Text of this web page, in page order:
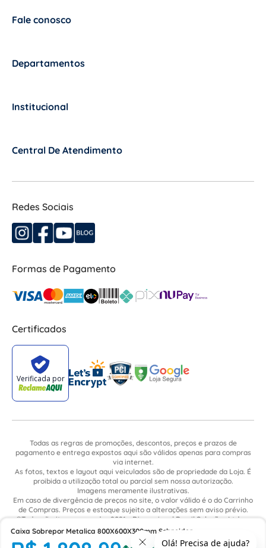
Caixa Sobrepor Metalica 800X600X300mm Schneider
Fale conosco
Departamentos
Institucional
Central De Atendimento
Redes Sociais
Formas de Pagamento
Certificados
Todas as regras de promoções, descontos, preços e prazos de
pagamento e entrega expostos aqui são válidos apenas para compras
via internet.
As fotos, textos e layout aqui veiculados são de propriedade da Loja. É
proibida a utilização total ou parcial sem nossa autorização.
Imagens meramente ilustrativas.
Em caso de divergência de preços no site, o valor válido é o do Carrinho
de Compras. Preços e estoque sujeito a alterações sem aviso prévio.
©Todos direitos reservados 2021 - Dimensional Brasil Soluções Ltda. -
CNPJ: 06.913.480/0015-63 - Avenida Armando Ragonha, 190 - Bairro
Village Limeira. Pavilhão Sítio São João - Limeira - SP / CEP: 13.481-316